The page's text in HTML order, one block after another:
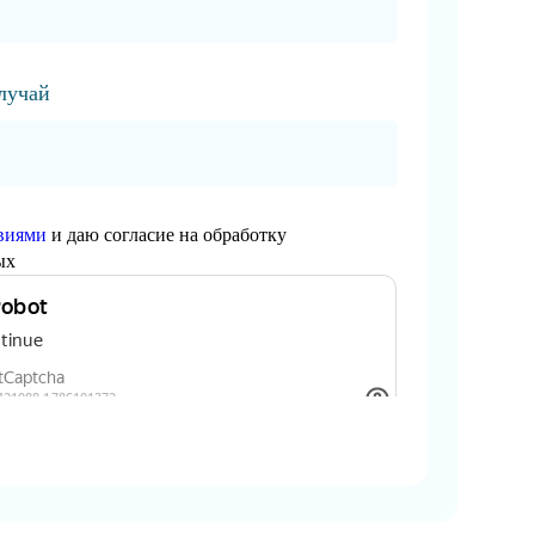
и даю согласие на обработку